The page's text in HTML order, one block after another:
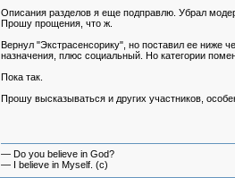
Описания разделов я еще подправлю. Убрал
Прошу прощения, что ж.
Вернул "Экстрасенсорику", но поставил ее ниже
назначения, плюс социальный. Но категории
Пока так.
Прошу высказываться и других участников,
— Do you believe in God?
— I believe in Myself. (c)